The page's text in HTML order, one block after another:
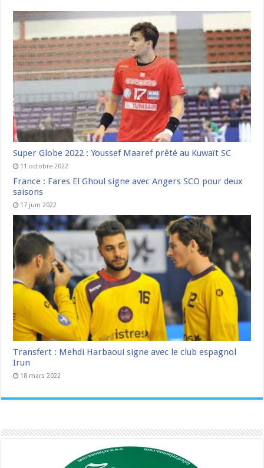
Super Globe 2022 : Youssef Maaref prêté au Kuwaït SC
11 octobre 2022
France : Fares El Ghoul signe avec Angers SCO pour deux
saisons
17 juin 2022
Transfert : Mehdi Harbaoui signe avec le club espagnol
Irun
18 mars 2022